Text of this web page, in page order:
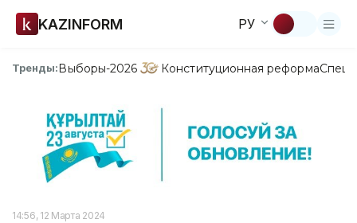
KAZINFORM РУ
Тренды:Выборы-2026 Конституционная реформа
14:56, 12 Марта 2024